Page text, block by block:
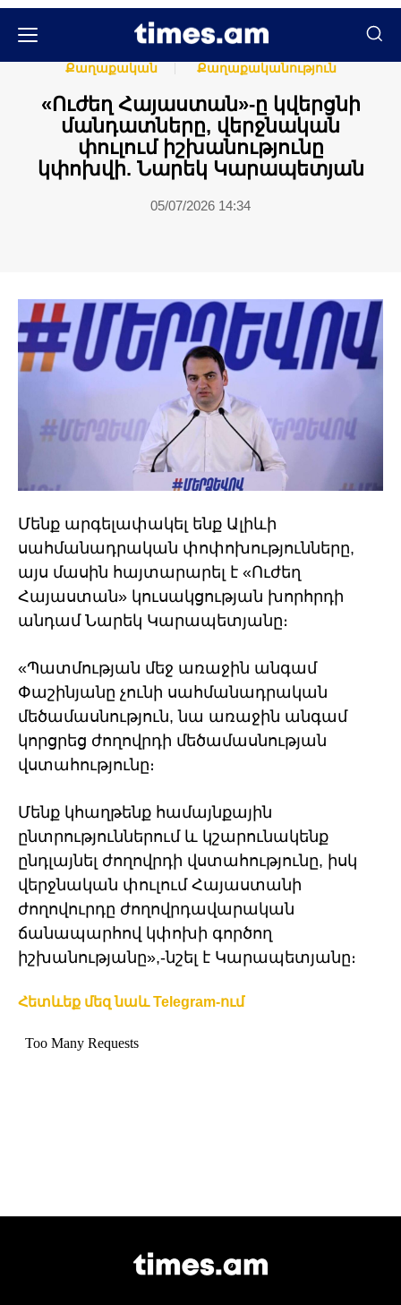
Քաղաքական
Քաղաքականություն
«Ուժեղ Հայաստան»-ը կվերցնի
մանդատները, վերջնական
փուլում իշխանությունը
կփոխվի. Նարեկ Կարապետյան
05/07/2026 14:34
Մենք արգելափակել ենք Ալիևի
սահմանադրական փոփոխությունները,
այս մասին հայտարարել է «Ուժեղ
Հայաստան» կուսակցության խորհրդի
անդամ Նարեկ Կարապետյանը։
«Պատմության մեջ առաջին անգամ
Փաշինյանը չունի սահմանադրական
մեծամասնություն, նա առաջին անգամ
կորցրեց ժողովրդի մեծամասնության
վստահությունը։
Մենք կհաղթենք համայնքային
ընտրություններում և կշարունակենք
ընդլայնել ժողովրդի վստահությունը, իսկ
վերջնական փուլում Հայաստանի
ժողովուրդը ժողովրդավարական
ճանապարհով կփոխի գործող
իշխանությանը»,-նշել է Կարապետյանը։
Հետևեք մեզ նաև Telegram-ում